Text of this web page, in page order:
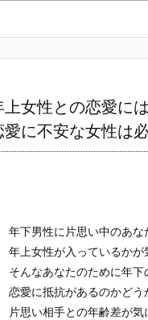
女性との恋愛に
に不安な女性は必
年下男性に片思い中のあな
年上女性が入っているかが
そんなあなたのために年
恋愛に抵抗があるのかどう
片思い相手との年齢差が